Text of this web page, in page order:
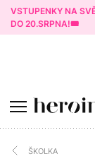
VSTUPENKY NA
DO 20.SRPNA!🎟️
ŠKOLKA